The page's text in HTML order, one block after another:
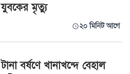
যুবকের মৃত্যু
২০ মিনিট আগে
টানা বর্ষণে খানাখন্দে বেহাল